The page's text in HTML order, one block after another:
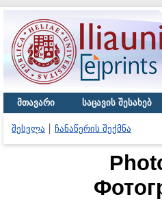
მთავარი საცავის შესახებ
შესვლა ჩანაწერის შექმნა